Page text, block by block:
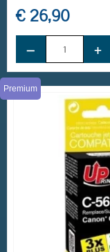
€ 26,90
− +
Premium